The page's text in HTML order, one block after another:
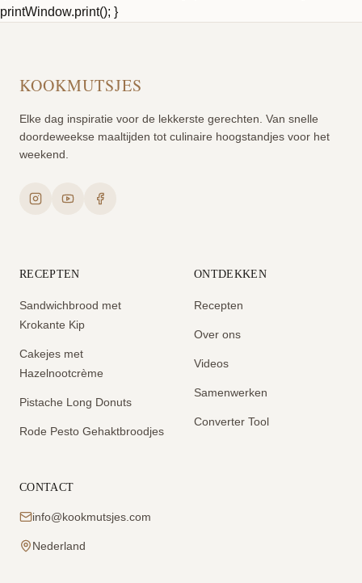
printWindow.print(); }
KOOKMUTSJES
Elke dag inspiratie voor de lekkerste gerechten. Van snelle
doordeweekse maaltijden tot culinaire hoogstandjes voor het
weekend.
RECEPTEN
Sandwichbrood met
Krokante Kip
Cakejes met
Hazelnootcrème
Pistache Long Donuts
Rode Pesto Gehaktbroodjes
ONTDEKKEN
Recepten
Over ons
Videos
Samenwerken
Converter Tool
CONTACT
info@kookmutsjes.com
Nederland